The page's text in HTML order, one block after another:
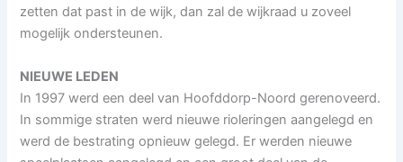
zetten dat past in de wijk, dan zal de wijkraad u zoveel
mogelijk ondersteunen.
NIEUWE LEDEN
In 1997 werd een deel van Hoofddorp-Noord gerenoveerd.
In sommige straten werd nieuwe rioleringen aangelegd en
werd de bestrating opnieuw gelegd. Er werden nieuwe